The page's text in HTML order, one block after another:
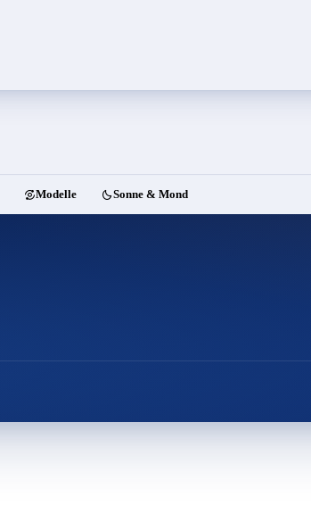
Modelle Sonne & Mond